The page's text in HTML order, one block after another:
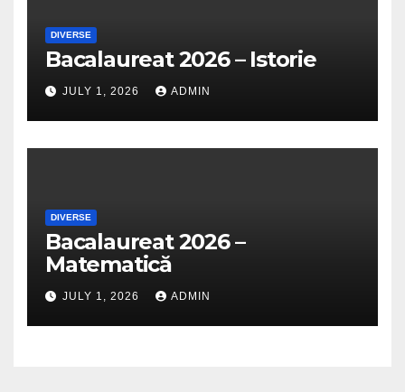
DIVERSE
Bacalaureat 2026 – Istorie
JULY 1, 2026 ADMIN
DIVERSE
Bacalaureat 2026 –
Matematică
JULY 1, 2026 ADMIN